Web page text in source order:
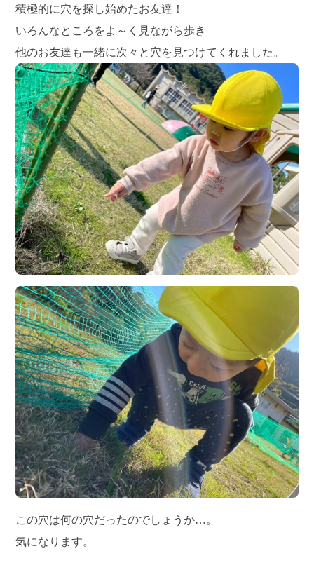
積極的に穴を探し始めたお友達！
いろんなところをよ～く見ながら歩き
他のお友達も一緒に次々と穴を見つけてくれました。
この穴は何の穴だったのでしょうか…。
気になります。